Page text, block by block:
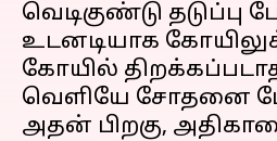
வெடிகுண்டு தடுப்பு
உடனடியாக
கோயில்
வெளியே சோதனை
அதன் பிறகு,